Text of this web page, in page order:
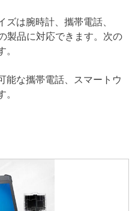
は腕時計、攜帯電話、
製品に対応できます。次の
。
な攜帯電話、スマートウ
。